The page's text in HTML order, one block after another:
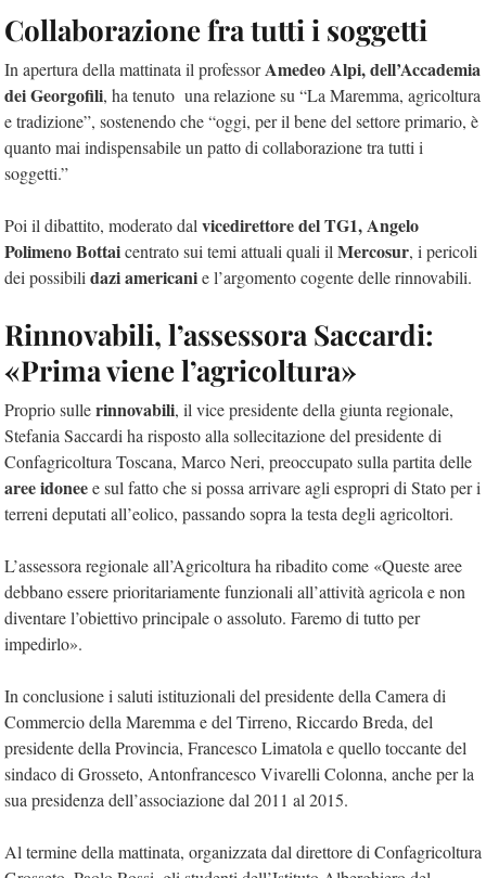
Collaborazione fra tutti i soggetti
In apertura della mattinata il professorAmedeo Alpi, dell’Accademia
dei Georgofili, ha tenuto una relazione su “La Maremma, agricoltura
e tradizione”, sostenendo che “oggi, per il bene del settore primario, è
quanto mai indispensabile un patto di collaborazione tra tutti i
soggetti.”
Poi il dibattito, moderato dal vicedirettore del TG1, Angelo
Polimeno Bottaicentrato sui temi attuali quali il Mercosur, i pericoli
dei possibili dazi americanie l’argomento cogente delle rinnovabili.
Rinnovabili, l’assessora Saccardi:
«Prima viene l’agricoltura»
Proprio sullerinnovabili, il vice presidente della giunta regionale,
Stefania Saccardi ha risposto alla sollecitazione del presidente di
Confagricoltura Toscana, Marco Neri, preoccupato sulla partita delle
aree idoneee sul fatto che si possa arrivare agli espropri di Stato per i
terreni deputati all’eolico, passando sopra la testa degli agricoltori.
L’assessora regionale all’Agricoltura ha ribadito come «Queste aree
debbano essere prioritariamente funzionali all’attività agricola e non
diventare l’obiettivo principale o assoluto. Faremo di tutto per
impedirlo».
In conclusione i saluti istituzionali del presidente della Camera di
Commercio della Maremma e del Tirreno, Riccardo Breda, del
presidente della Provincia, Francesco Limatola e quello toccante del
sindaco di Grosseto, Antonfrancesco Vivarelli Colonna, anche per la
sua presidenza dell’associazione dal 2011 al 2015.
Al termine della mattinata, organizzata dal direttore di Confagricoltura